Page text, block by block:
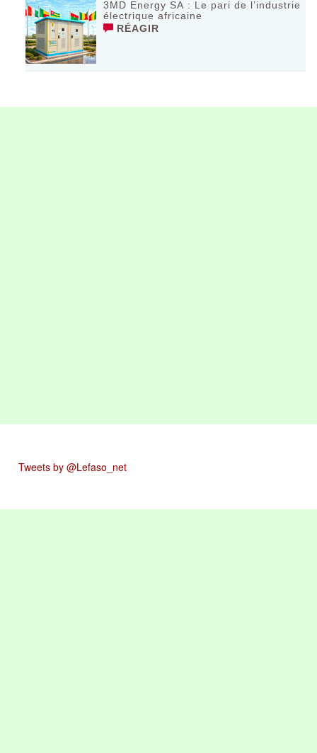
3MD Energy SA : Le pari de l’industrie
électrique africaine
RÉAGIR
Tweets by @Lefaso_net